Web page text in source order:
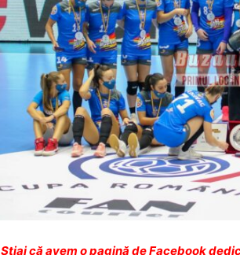
Ştiai că avem o pagină de Facebook